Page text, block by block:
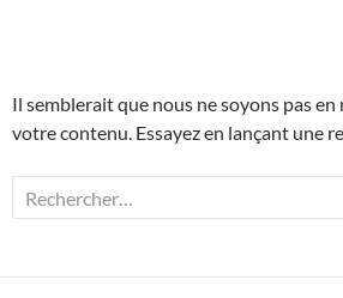
Il semblerait que nous ne soyons pas
votre contenu. Essayez en lançant une
Rechercher :